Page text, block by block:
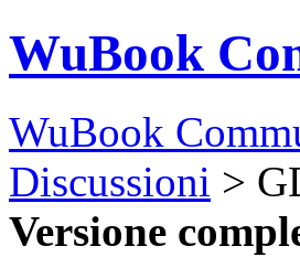
WuBook
WuBook
Discussioni >
Versione